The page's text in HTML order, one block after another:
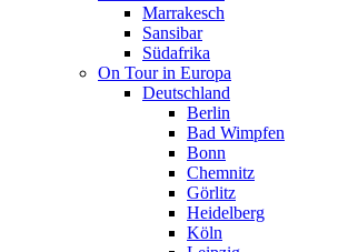
Marrakesch
Sansibar
Südafrika
On Tour in Europa
Deutschland
Berlin
Bad Wimpfen
Bonn
Chemnitz
Görlitz
Heidelberg
Köln